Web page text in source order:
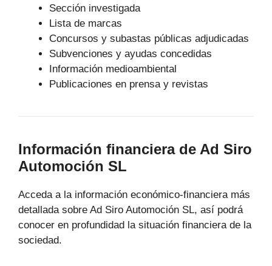
Sección investigada
Lista de marcas
Concursos y subastas públicas adjudicadas
Subvenciones y ayudas concedidas
Información medioambiental
Publicaciones en prensa y revistas
Información financiera de Ad Siro
Automoción SL
Acceda a la información económico-financiera más
detallada sobre Ad Siro Automoción SL, así podrá
conocer en profundidad la situación financiera de la
sociedad.